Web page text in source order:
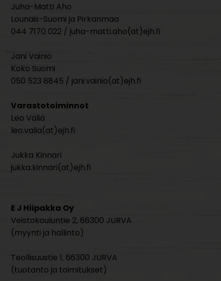
Juha-Matti Aho
Lounais-Suomi ja Pirkanmaa
044 7170 022 / juha-matti.aho(at)ejh.fi
Jani Vainio
Koko Suomi
050 523 8845 / jani.vainio(at)ejh.fi
Varastotoiminnot
Leo Väliä
leo.valia(at)ejh.fi
Jukka Kinnari
jukka.kinnari(at)ejh.fi
E J Hiipakka Oy
Veistokouluntie 2, 66300 JURVA
(myynti ja hallinto)
Teollisuustie 1, 66300 JURVA
(tuotanto ja toimitukset)